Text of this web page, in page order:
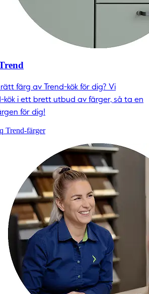
färg av Trend-kök för dig? Vi
kök i ett brett utbud av färger, så ta en
för dig!
Trend-färger